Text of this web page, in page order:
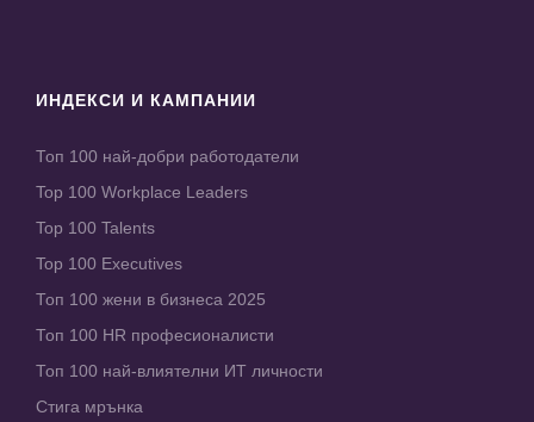
ИНДЕКСИ И КАМПАНИИ
Топ 100 най-добри работодатели
Top 100 Workplace Leaders
Top 100 Talents
Top 100 Executives
Топ 100 жени в бизнеса 2025
Топ 100 HR професионалисти
Топ 100 най-влиятелни ИТ личности
Стига мрънка